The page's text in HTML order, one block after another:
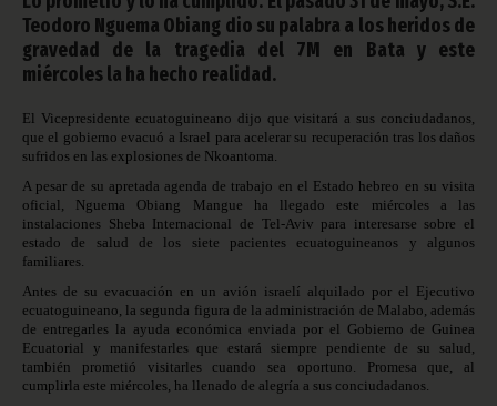
Teodoro Nguema Obiang dio su palabra a los heridos de
gravedad de la tragedia del 7M en Bata y este
miércoles la ha hecho realidad.
El Vicepresidente ecuatoguineano dijo que visitará a sus conciudadanos,
que el gobierno evacuó a Israel para acelerar su recuperación tras los daños
sufridos en las explosiones de Nkoantoma.
A pesar de su apretada agenda de trabajo en el Estado hebreo en su visita
oficial, Nguema Obiang Mangue ha llegado este miércoles a las
instalaciones Sheba Internacional de Tel-Aviv para interesarse sobre el
estado de salud de los siete pacientes ecuatoguineanos y algunos
familiares.
Antes de su evacuación en un avión israelí alquilado por el Ejecutivo
ecuatoguineano, la segunda figura de la administración de Malabo, además
de entregarles la ayuda económica enviada por el Gobierno de Guinea
Ecuatorial y manifestarles que estará siempre pendiente de su salud,
también prometió visitarles cuando sea oportuno. Promesa que, al
cumplirla este miércoles, ha llenado de alegría a sus conciudadanos.